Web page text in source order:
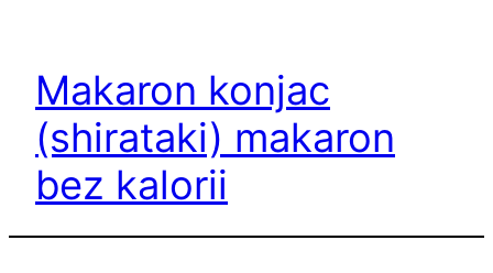
treściMakaron konjac
(shirataki) makaron
bez kalorii